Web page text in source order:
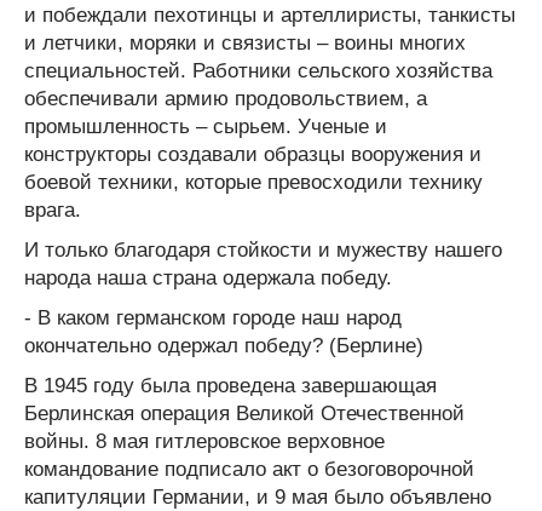
и побеждали пехотинцы и артеллиристы, танкисты
и летчики, моряки и связисты – воины многих
специальностей. Работники сельского хозяйства
обеспечивали армию продовольствием, а
промышленность – сырьем. Ученые и
конструкторы создавали образцы вооружения и
боевой техники, которые превосходили технику
врага.
И только благодаря стойкости и мужеству нашего
народа наша страна одержала победу.
- В каком германском городе наш народ
окончательно одержал победу? (Берлине)
В 1945 году была проведена завершающая
Берлинская операция Великой Отечественной
войны. 8 мая гитлеровское верховное
командование подписало акт о безоговорочной
капитуляции Германии, и 9 мая было объявлено